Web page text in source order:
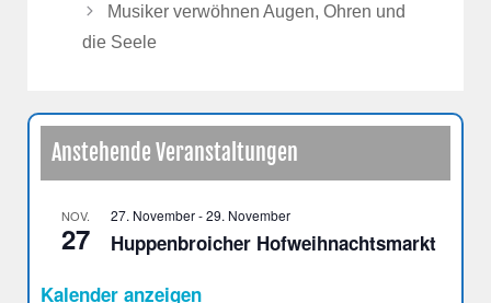
Musiker verwöhnen Augen, Ohren und
die Seele
Anstehende Veranstaltungen
NOV.
27
27. November-29. November
Huppenbroicher Hofweihnachtsmarkt
Kalender anzeigen